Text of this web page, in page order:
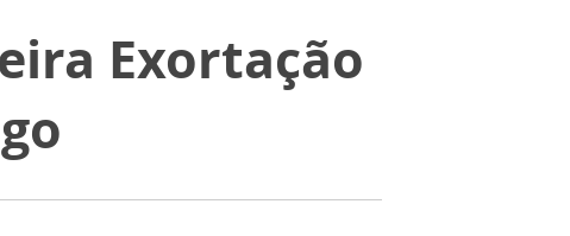
Exortação